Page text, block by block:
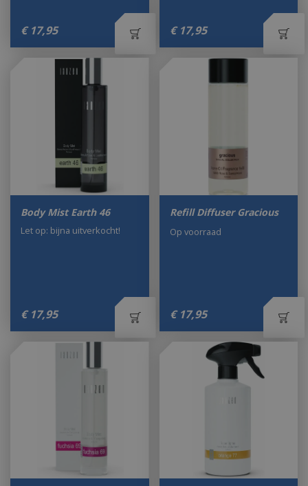
€ 17,95 € 17,95
Body Mist Earth 46
€ 17,95
Let op: bijna uitverkocht!
Refill Diffuser Gracious
€ 17,95
Op voorraad